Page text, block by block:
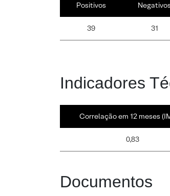
Positivos
Negativos
39 31
Indicadores
Correlação em 12 meses
0,83
Documentos